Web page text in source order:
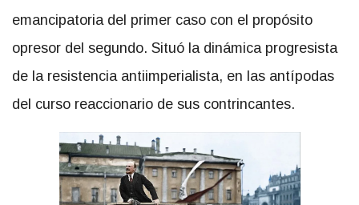
emancipatoria del primer caso con el propósito
opresor del segundo. Situó la dinámica progresista
de la resistencia antiimperialista, en las antípodas
del curso reaccionario de sus contrincantes.